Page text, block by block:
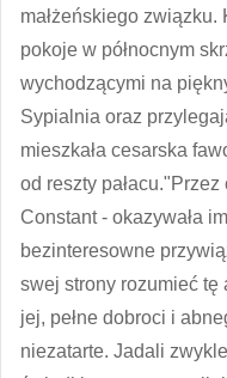
małżeńskiego
pokoje w północnym
wychodzącymi na
Sypialnia oraz
mieszkała cesarska
od reszty
Constant - okazywała
bezinteresowne
swej strony rozumieć
jej, pełne dobroci i
niezatarte. Jadali